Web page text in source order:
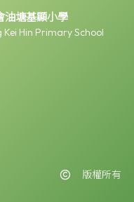
油塘基顯小學
Kei Hin Primary School
版權所有